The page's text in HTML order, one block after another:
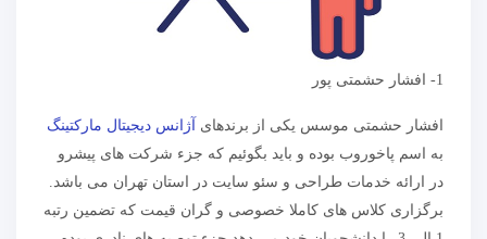
1- افشار حشمتی پور
افشار حشمتی موسس یکی از برندهای آژانس دیجیتال مارکتینگ
به اسم پاخوروب بوده و باید بگوئیم که جزء شرکت های پیشرو
در ارائه خدمات طراحی و سئو سایت در استان تهران می باشد.
برگزاری کلاس های کاملا خصوصی و گران قیمت که تضمین رتبه